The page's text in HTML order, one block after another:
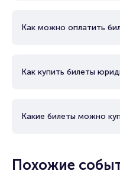
Как можно оплатить
Как купить билеты
Какие билеты можно
Похожие